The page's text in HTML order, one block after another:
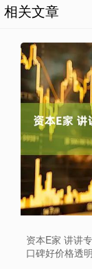
相关文章
资本E家 讲讲
口碑好价格透明